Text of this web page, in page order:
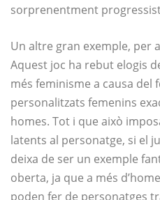
sorprenentment
Un altre gran exemple, per
Aquest joc ha rebut elogis
més feminisme a causa
personalitzats femenins
homes. Tot i que això
latents al personatge, si el
deixa de ser un exemple
oberta, ja que a més
poden fer de personatges